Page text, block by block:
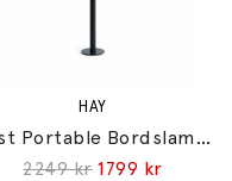
HAY
Host Portable Bordslampa 300 Anthracite
2249 kr 1799 kr